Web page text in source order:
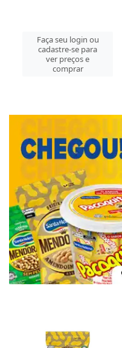
Faça seu login ou
cadastre-se para
ver preços e
comprar